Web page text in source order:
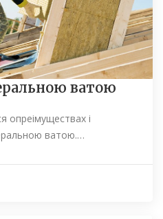
ватою
опреімуществах і
ватою.…